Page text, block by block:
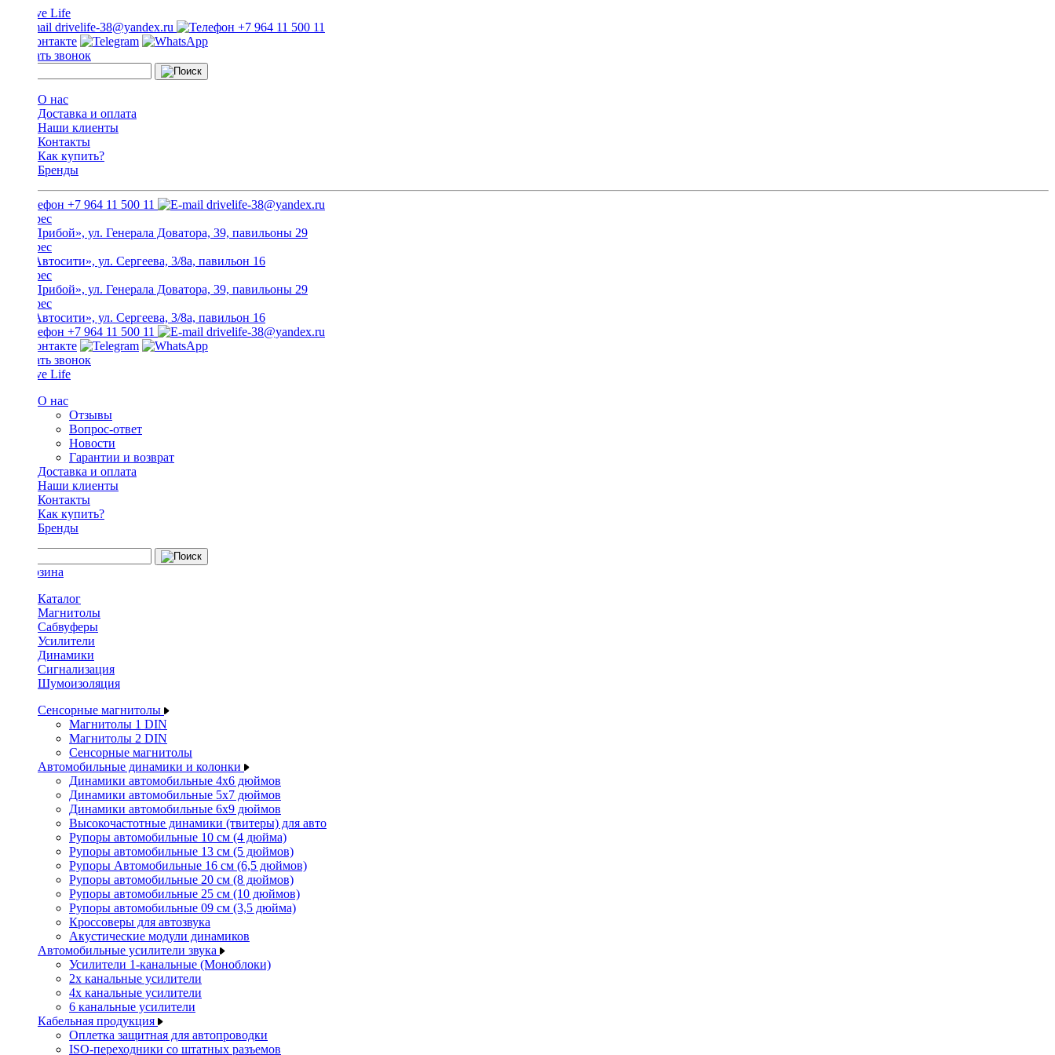
drivelife-38@yandex.ru +7 964 11 500 11
Заказать звонок
О нас
Доставка и оплата
Наши клиенты
Контакты
Как купить?
Бренды
+7 964 11 500 11 drivelife-38@yandex.ru
ТЦ «Прибой», ул. Генерала Доватора, 39, павильоны 29
ТЦ «Автосити», ул. Сергеева, 3/8а, павильон 16
ТЦ «Прибой», ул. Генерала Доватора, 39, павильоны 29
ТЦ «Автосити», ул. Сергеева, 3/8а, павильон 16
+7 964 11 500 11
drivelife-38@yandex.ru
Заказать звонок
О нас
Отзывы
Вопрос-ответ
Новости
Гарантии и возврат
Доставка и оплата
Наши клиенты
Контакты
Как купить?
Бренды
Каталог
Магнитолы
Сабвуферы
Усилители
Динамики
Сигнализация
Шумоизоляция
Сенсорные магнитолы
Магнитолы 1 DIN
Магнитолы 2 DIN
Сенсорные магнитолы
Автомобильные динамики и колонки
Динамики автомобильные 4x6 дюймов
Динамики автомобильные 5x7 дюймов
Динамики автомобильные 6x9 дюймов
Высокочастотные динамики (твитеры) для авто
Рупоры автомобильные 10 см (4 дюйма)
Рупоры автомобильные 13 см (5 дюймов)
Рупоры Автомобильные 16 см (6,5 дюймов)
Рупоры автомобильные 20 см (8 дюймов)
Рупоры автомобильные 25 см (10 дюймов)
Рупоры автомобильные 09 см (3,5 дюйма)
Кроссоверы для автозвука
Акустические модули динамиков
Автомобильные усилители звука
Усилители 1-канальные (Моноблоки)
2х канальные усилители
4х канальные усилители
6 канальные усилители
Кабельная продукция
Оплетка защитная для автопроводки
ISO-переходники со штатных разъемов